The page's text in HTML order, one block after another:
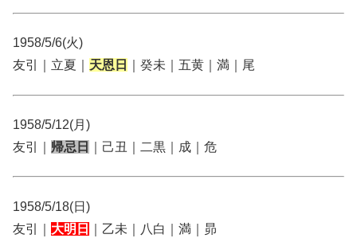
1958/5/6(火)
友引｜立夏｜ 天恩日 ｜癸未｜五黄｜満｜尾
1958/5/12(月)
友引｜ 帰忌日 ｜己丑｜二黒｜成｜危
1958/5/18(日)
友引｜ 大明日 ｜乙未｜八白｜満｜昴